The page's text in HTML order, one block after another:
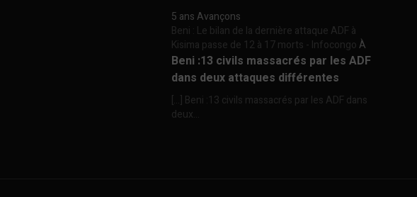
5 ans Avançons
Beni : Le bilan de la dernière attaque ADF à
Kisima passe de 12 à 17 morts - InfocongoÀ
Beni :13 civils massacrés par les ADF
dans deux attaques différentes
[…] Beni :13 civils massacrés par les ADF dans
deux...